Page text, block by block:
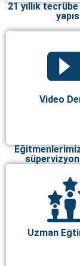
21 yıllık
Video
Uzman